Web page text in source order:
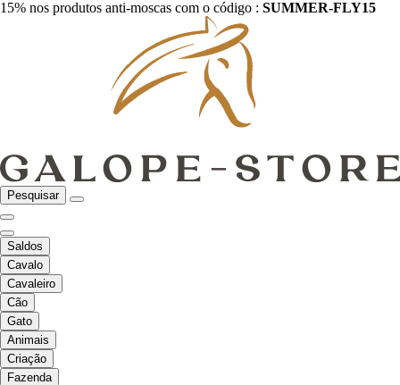
15% nos produtos anti-moscas com o código : SUMMER-FLY15
Pesquisar
Saldos
Cavalo
Cavaleiro
Cão
Gato
Animais
Criação
Fazenda